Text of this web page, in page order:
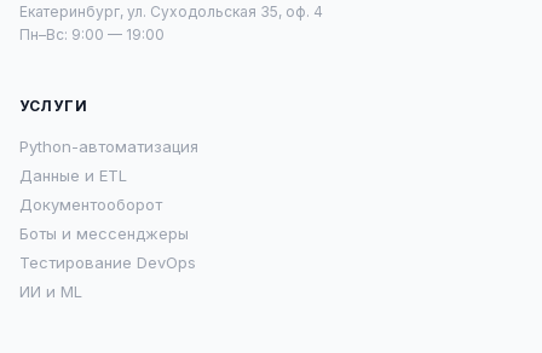
Екатеринбург, ул. Суходольская 35, оф. 4
Пн–Вс: 9:00 — 19:00
УСЛУГИ
Python-автоматизация
Данные и ETL
Документооборот
Боты и мессенджеры
Тестирование DevOps
ИИ и ML